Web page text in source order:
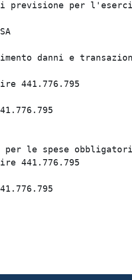
di previsione per
in
danni
cassa
in
riserva per le
cassa